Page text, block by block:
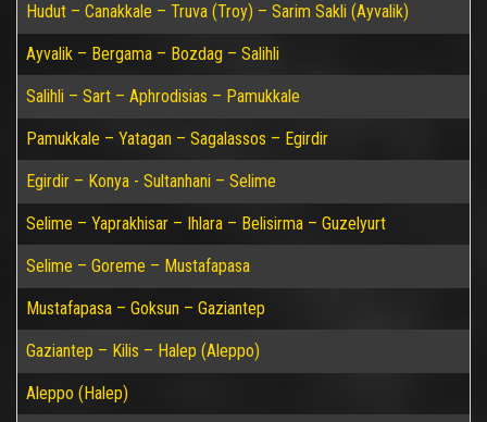
Hudut – Canakkale – Truva (Troy) – Sarim Sakli (Ayvalik)
Ayvalik – Bergama – Bozdag – Salihli
Salihli – Sart – Aphrodisias – Pamukkale
Pamukkale – Yatagan – Sagalassos – Egirdir
Egirdir – Konya - Sultanhani – Selime
Selime – Yaprakhisar – Ihlara – Belisirma – Guzelyurt
Selime – Goreme – Mustafapasa
Mustafapasa – Goksun – Gaziantep
Gaziantep – Kilis – Halep (Aleppo)
Aleppo (Halep)